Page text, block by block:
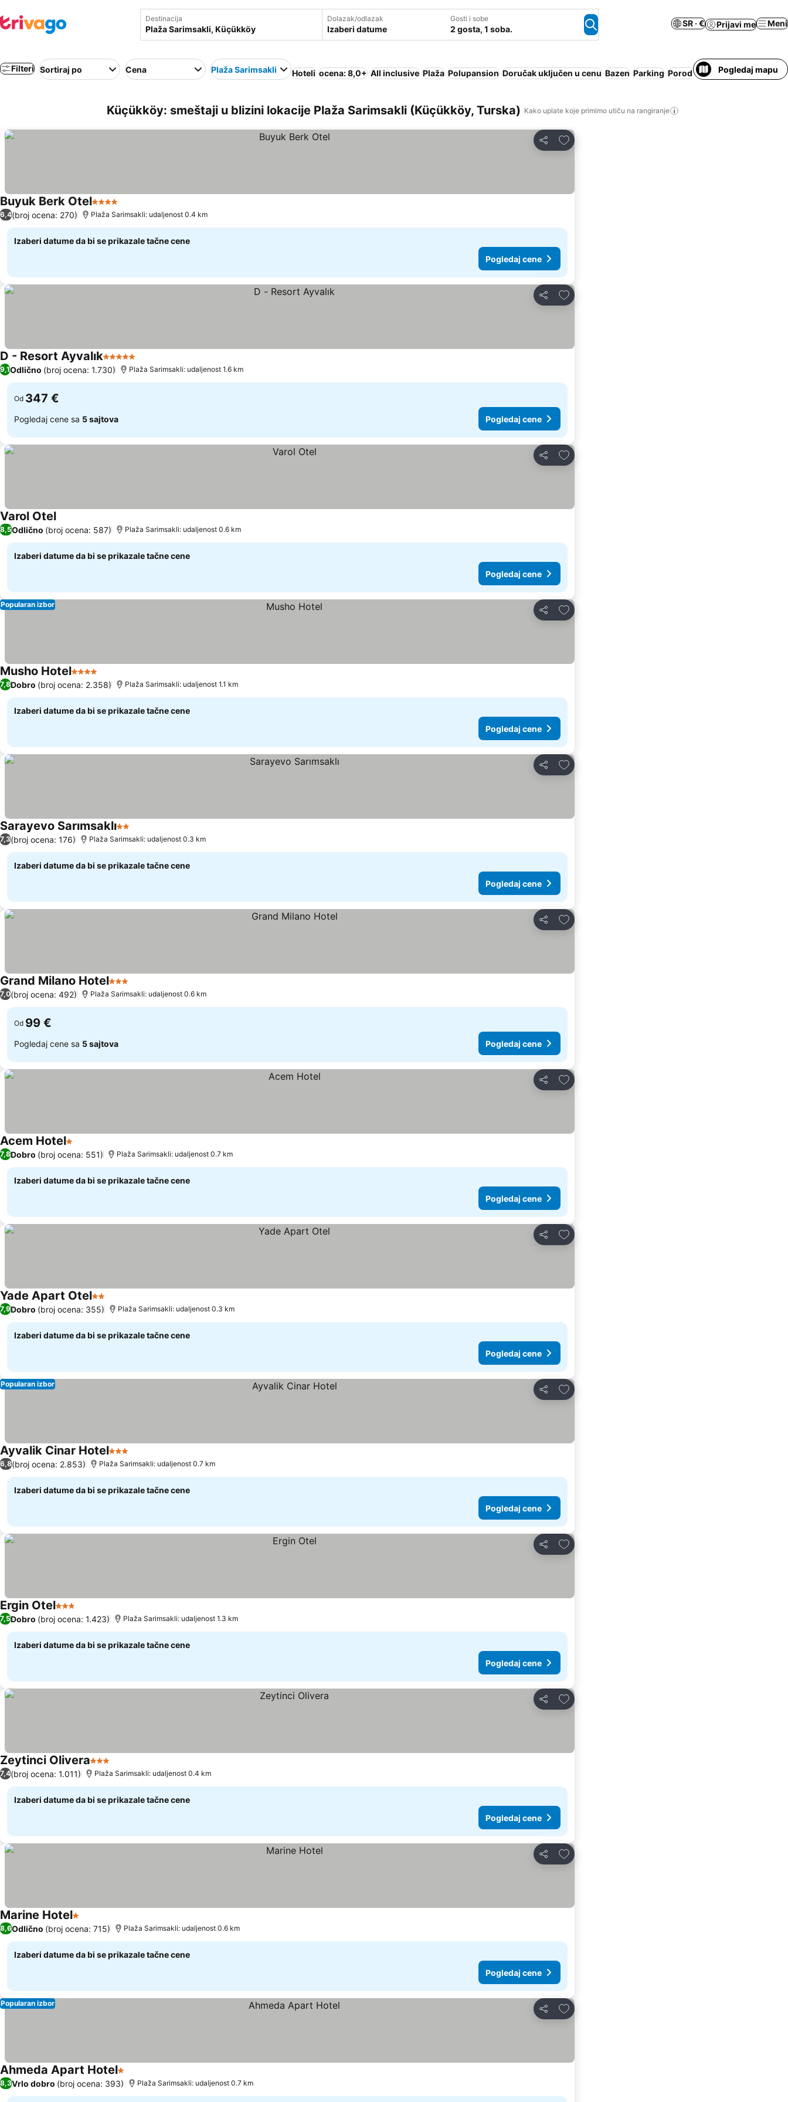
Destinacija Dolazak/odlazak
Izaberi datume
Gosti i sobe
2 gosta, 1 soba.
SR · € Prijavi me Meni
Filteri Sortiraj po Cena Plaža Sarimsakli Hoteli ocena: 8,0+ All inclusive Plaža Polupansion Doručak uključen u cenu Bazen Parking Porodice Pogledaj mapu
Küçükköy: smeštaji u blizini lokacije Plaža Sarimsakli (Küçükköy, Turska) Kako uplate koje primimo utiču na rangiranje
Deli
Dodati u favorite
Buyuk Berk Otel4 Zvezdice
6,4(broj ocena: 270) Plaža Sarimsakli: udaljenost 0.4 km
Izaberi datume da bi se prikazale tačne cene
Pogledaj cene
Deli
Dodati u favorite
D - Resort Ayvalık5 Zvezdice
9,1Odlično (broj ocena: 1.730) Plaža Sarimsakli: udaljenost 1.6 km
Od 347 €
Pogledaj cene sa 5 sajtova Pogledaj cene
Deli
Dodati u favorite
Varol Otel
8,5Odlično (broj ocena: 587) Plaža Sarimsakli: udaljenost 0.6 km
Izaberi datume da bi se prikazale tačne cene
Pogledaj cene
Deli
Dodati u favorite
Popularan izbor
Musho Hotel4 Zvezdice
7,8Dobro (broj ocena: 2.358) Plaža Sarimsakli: udaljenost 1.1 km
Izaberi datume da bi se prikazale tačne cene
Pogledaj cene
Deli
Dodati u favorite
Sarayevo Sarımsaklı2 Zvezdice
7,3(broj ocena: 176) Plaža Sarimsakli: udaljenost 0.3 km
Izaberi datume da bi se prikazale tačne cene
Pogledaj cene
Deli
Dodati u favorite
Grand Milano Hotel3 Zvezdice
7,0(broj ocena: 492) Plaža Sarimsakli: udaljenost 0.6 km
Od 99 €
Pogledaj cene sa 5 sajtova Pogledaj cene
Deli
Dodati u favorite
Acem Hotel1 Zvezdice
7,8Dobro (broj ocena: 551) Plaža Sarimsakli: udaljenost 0.7 km
Izaberi datume da bi se prikazale tačne cene
Pogledaj cene
Deli
Dodati u favorite
Yade Apart Otel2 Zvezdice
7,9Dobro (broj ocena: 355) Plaža Sarimsakli: udaljenost 0.3 km
Izaberi datume da bi se prikazale tačne cene
Pogledaj cene
Deli
Dodati u favorite
Popularan izbor
Ayvalik Cinar Hotel3 Zvezdice
6,8(broj ocena: 2.853) Plaža Sarimsakli: udaljenost 0.7 km
Izaberi datume da bi se prikazale tačne cene
Pogledaj cene
Deli
Dodati u favorite
Ergin Otel3 Zvezdice
7,5Dobro (broj ocena: 1.423) Plaža Sarimsakli: udaljenost 1.3 km
Izaberi datume da bi se prikazale tačne cene
Pogledaj cene
Deli
Dodati u favorite
Zeytinci Olivera3 Zvezdice
7,4(broj ocena: 1.011) Plaža Sarimsakli: udaljenost 0.4 km
Izaberi datume da bi se prikazale tačne cene
Pogledaj cene
Deli
Dodati u favorite
Marine Hotel1 Zvezdice
8,6Odlično (broj ocena: 715) Plaža Sarimsakli: udaljenost 0.6 km
Izaberi datume da bi se prikazale tačne cene
Pogledaj cene
Deli
Dodati u favorite
Popularan izbor
Ahmeda Apart Hotel1 Zvezdice
8,3Vrlo dobro (broj ocena: 393) Plaža Sarimsakli: udaljenost 0.7 km